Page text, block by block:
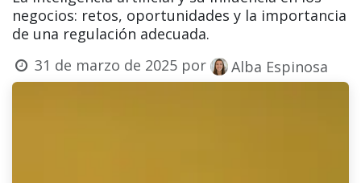
negocios: retos, oportunidades y la importancia
de una regulación adecuada.
31 de marzo de 2025 por Alba Espinosa